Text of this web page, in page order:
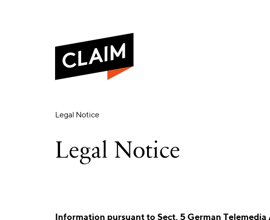
Legal Notice
Legal Notice
Information pursuant to Sect. 5 German Telemedia